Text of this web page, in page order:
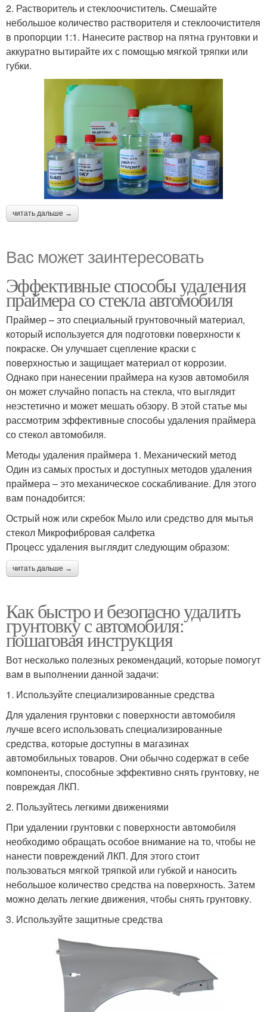
2. Растворитель и стеклоочиститель. Смешайте
небольшое количество растворителя и стеклоочистителя
в пропорции 1:1. Нанесите раствор на пятна грунтовки и
аккуратно вытирайте их с помощью мягкой тряпки или
губки.
читать дальше →
Вас может заинтересовать
Эффективные способы удаления
праймера со стекла автомобиля
Праймер – это специальный грунтовочный материал,
который используется для подготовки поверхности к
покраске. Он улучшает сцепление краски с
поверхностью и защищает материал от коррозии.
Однако при нанесении праймера на кузов автомобиля
он может случайно попасть на стекла, что выглядит
неэстетично и может мешать обзору. В этой статье мы
рассмотрим эффективные способы удаления праймера
со стекол автомобиля.
Методы удаления праймера 1. Механический метод
Один из самых простых и доступных методов удаления
праймера – это механическое соскабливание. Для этого
вам понадобится:
Острый нож или скребок Мыло или средство для мытья
стекол Микрофибровая салфетка
Процесс удаления выглядит следующим образом:
читать дальше →
Как быстро и безопасно удалить
грунтовку с автомобиля:
пошаговая инструкция
Вот несколько полезных рекомендаций, которые помогут
вам в выполнении данной задачи:
1. Используйте специализированные средства
Для удаления грунтовки с поверхности автомобиля
лучше всего использовать специализированные
средства, которые доступны в магазинах
автомобильных товаров. Они обычно содержат в себе
компоненты, способные эффективно снять грунтовку, не
повреждая ЛКП.
2. Пользуйтесь легкими движениями
При удалении грунтовки с поверхности автомобиля
необходимо обращать особое внимание на то, чтобы не
нанести повреждений ЛКП. Для этого стоит
пользоваться мягкой тряпкой или губкой и наносить
небольшое количество средства на поверхность. Затем
можно делать легкие движения, чтобы снять грунтовку.
3. Используйте защитные средства